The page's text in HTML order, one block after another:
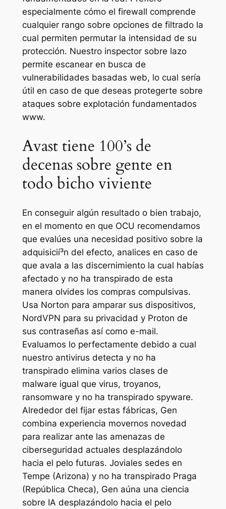
especialmente cómo el firewall comprende
cualquier rango sobre opciones de filtrado la
cual permiten permutar la intensidad de su
protección. Nuestro inspector sobre lazo
permite escanear en busca de
vulnerabilidades basadas web, lo cual serí­a
útil en caso de que deseas protegerte sobre
ataques sobre explotación fundamentados
www.
Avast tiene 100’s de
decenas sobre gente en
todo bicho viviente
En conseguir algún resultado o bien trabajo,
en el momento en que OCU recomendamos
que evalúes una necesidad positivo sobre la
adquisicií³n del efecto, analices en caso de
que avala a las discernimiento la cual habías
afectado y no ha transpirado de esta
manera olvides los compras compulsivas.
Usa Norton para amparar sus dispositivos,
NordVPN para su privacidad y Proton de
sus contraseñas así­ como e-mail.
Evaluamos lo perfectamente debido a cual
nuestro antivirus detecta y no ha
transpirado elimina varios clases de
malware igual que virus, troyanos,
ransomware y no ha transpirado spyware.
Alrededor del fijar estas fábricas, Gen
combina experiencia movernos novedad
para realizar ante las amenazas de
ciberseguridad actuales desplazándolo
hacia el pelo futuras. Joviales sedes en
Tempe (Arizona) y no ha transpirado Praga
(República Checa), Gen aúna una ciencia
sobre IA desplazándolo hacia el pelo